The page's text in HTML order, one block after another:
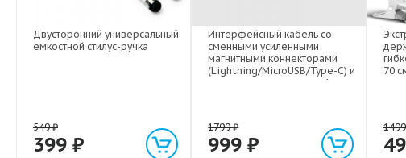
Двусторонний универсальный
емкостной стилус-ручка
549₽
399 ₽
Интерфейсный кабель со
сменными усиленными
магнитными коннекторами
(Lightning/MicroUSB/Type-C) и
световым индикатором 1м
1799₽
999₽
70